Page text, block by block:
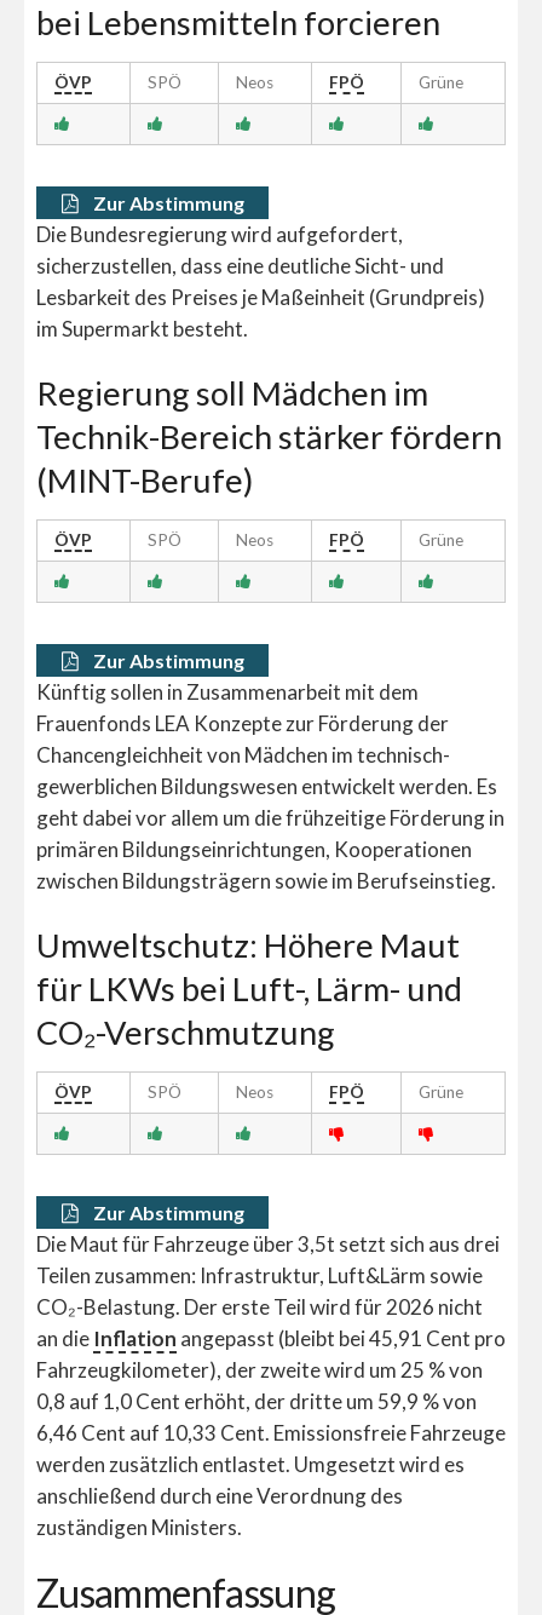
bei Lebensmitteln forcieren
ÖVP SPÖ Neos FPÖ Grüne
Zur Abstimmung
Die Bundesregierung wird aufgefordert,
sicherzustellen, dass eine deutliche Sicht- und
Lesbarkeit des Preises je Maßeinheit (Grundpreis)
im Supermarkt besteht.
Regierung soll Mädchen im
Technik-Bereich stärker fördern
(MINT-Berufe)
ÖVP SPÖ Neos FPÖ Grüne
Zur Abstimmung
Künftig sollen in Zusammenarbeit mit dem
Frauenfonds LEA Konzepte zur Förderung der
Chancengleichheit von Mädchen im technisch-
gewerblichen Bildungswesen entwickelt werden. Es
geht dabei vor allem um die frühzeitige Förderung in
primären Bildungseinrichtungen, Kooperationen
zwischen Bildungsträgern sowie im Berufseinstieg.
Umweltschutz: Höhere Maut
für LKWs bei Luft-, Lärm- und
CO₂-Verschmutzung
ÖVP SPÖ Neos FPÖ Grüne
Zur Abstimmung
Die Maut für Fahrzeuge über 3,5t setzt sich aus drei
Teilen zusammen: Infrastruktur, Luft&Lärm sowie
CO₂-Belastung. Der erste Teil wird für 2026 nicht
an die Inflation angepasst (bleibt bei 45,91 Cent pro
Fahrzeugkilometer), der zweite wird um 25 % von
0,8 auf 1,0 Cent erhöht, der dritte um 59,9 % von
6,46 Cent auf 10,33 Cent. Emissionsfreie Fahrzeuge
werden zusätzlich entlastet. Umgesetzt wird es
anschließend durch eine Verordnung des
zuständigen Ministers.
Zusammenfassung